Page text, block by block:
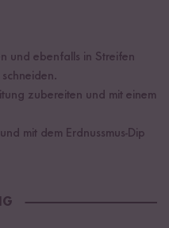
und ebenfalls in Streifen
zubereiten und mit einem
mit dem Erdnussmus-Dip